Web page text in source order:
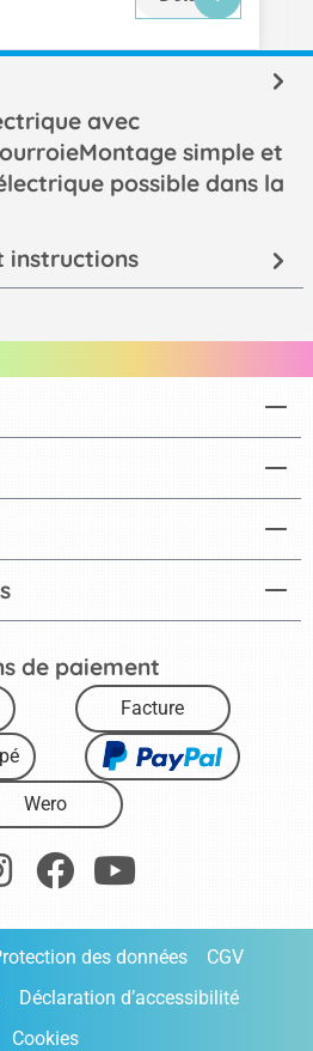
avec
simple et
possible dans la
instructions
de paiement
Facture
Wero
des données
CGV
Déclaration d’accessibilité
Cookies